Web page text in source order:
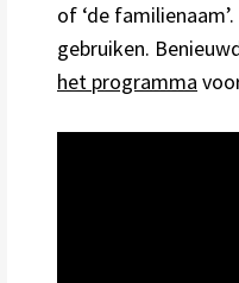
of ‘de
gebruiken.
het programma